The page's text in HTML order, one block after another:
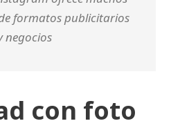
formatos publicitarios
negocios
con foto